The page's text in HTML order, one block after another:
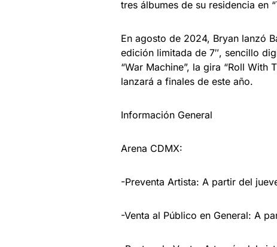
tres álbumes de su residencia en
En agosto de 2024, Bryan lanzó
edición limitada de 7″, sencillo
“War Machine”, la gira “Roll
lanzará a finales de este año.
Información General
Arena CDMX:
-Preventa Artista: A partir del
-Venta al Público en General: A